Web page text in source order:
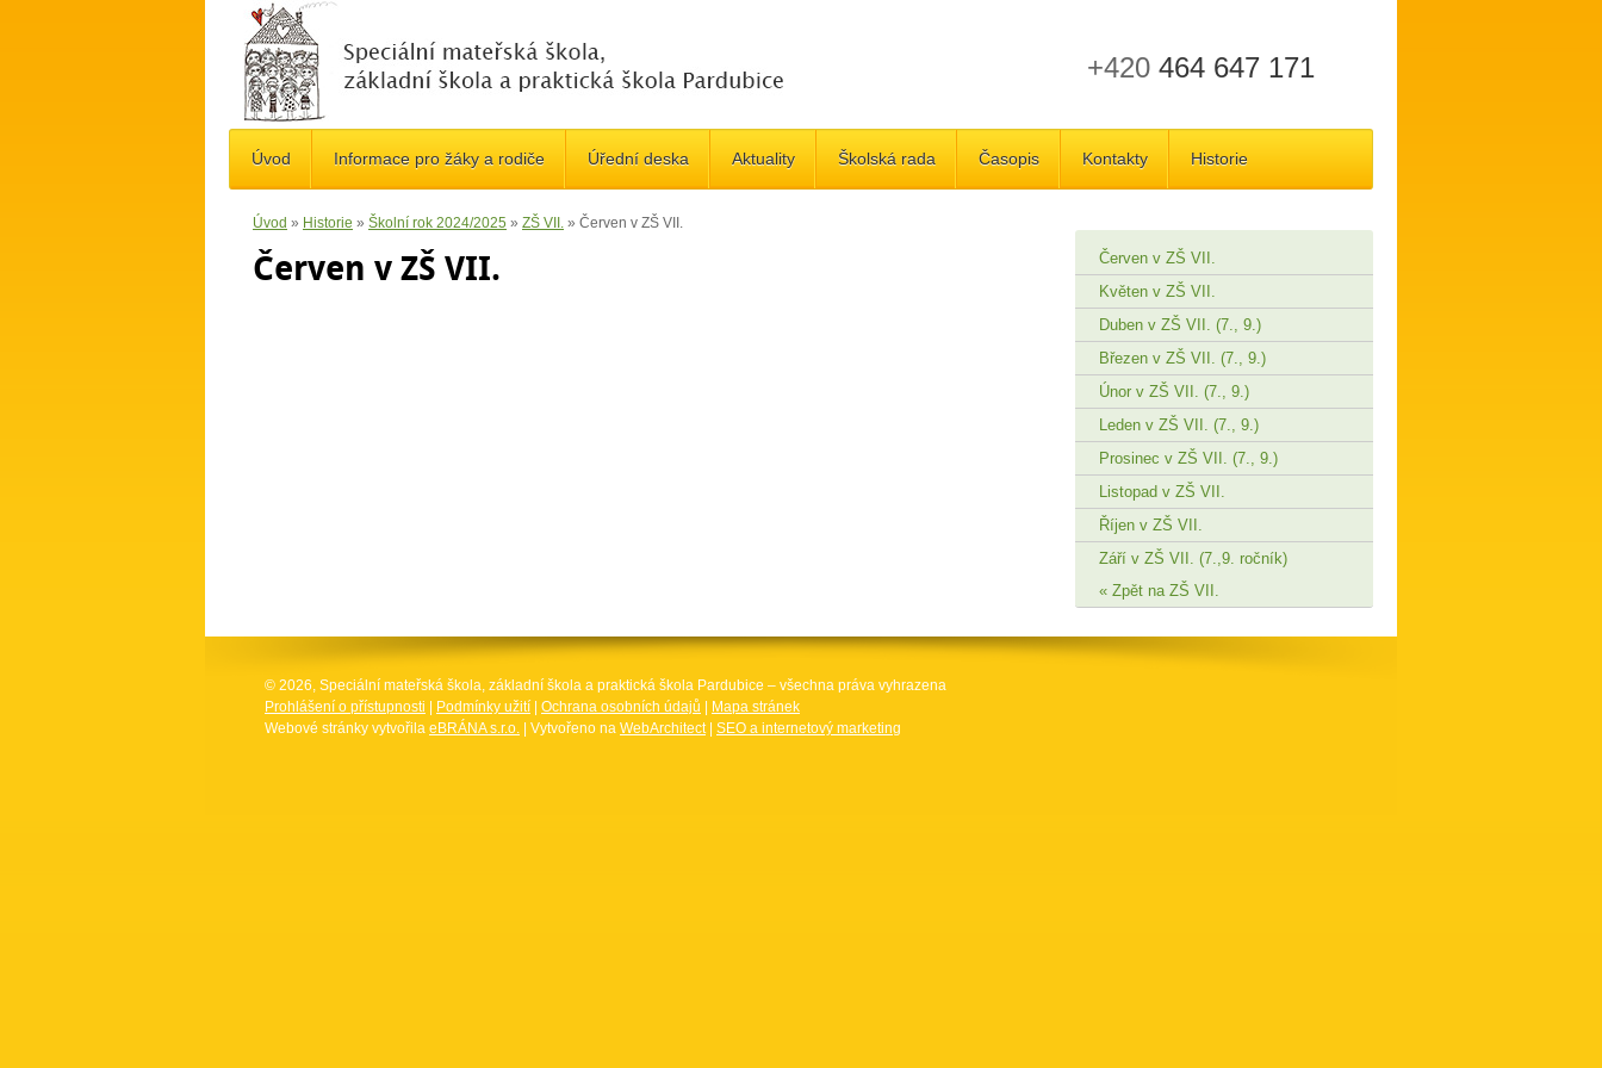
+420 464 647 171
Úvod Informace pro žáky a rodiče Úřední deska Aktuality Školská rada Časopis Kontakty Historie
Úvod » Historie » Školní rok 2024/2025 » ZŠ VII. » Červen v ZŠ VII.
Červen v ZŠ VII.
Červen v ZŠ VII.
Květen v ZŠ VII.
Duben v ZŠ VII. (7., 9.)
Březen v ZŠ VII. (7., 9.)
Únor v ZŠ VII. (7., 9.)
Leden v ZŠ VII. (7., 9.)
Prosinec v ZŠ VII. (7., 9.)
Listopad v ZŠ VII.
Říjen v ZŠ VII.
Září v ZŠ VII. (7.,9. ročník)
Zpět na ZŠ VII.
© 2026, Speciální mateřská škola, základní škola a praktická škola Pardubice – všechna práva vyhrazena
Prohlášení o přístupnosti
Podmínky užití Ochrana osobních údajů
Mapa stránek
Webové stránky vytvořila eBRÁNA s.r.o. | Vytvořeno na WebArchitect| SEO a internetový marketing